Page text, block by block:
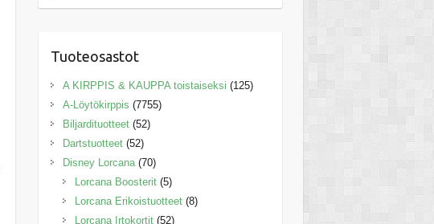
Tuoteosastot
A KIRPPIS & KAUPPA toistaiseksi (125)
A-Löytökirppis (7755)
Biljardituotteet (52)
Dartstuotteet (52)
Disney Lorcana (70)
Lorcana Boosterit (5)
Lorcana Erikoistuotteet (8)
Lorcana Irtokortit (52)